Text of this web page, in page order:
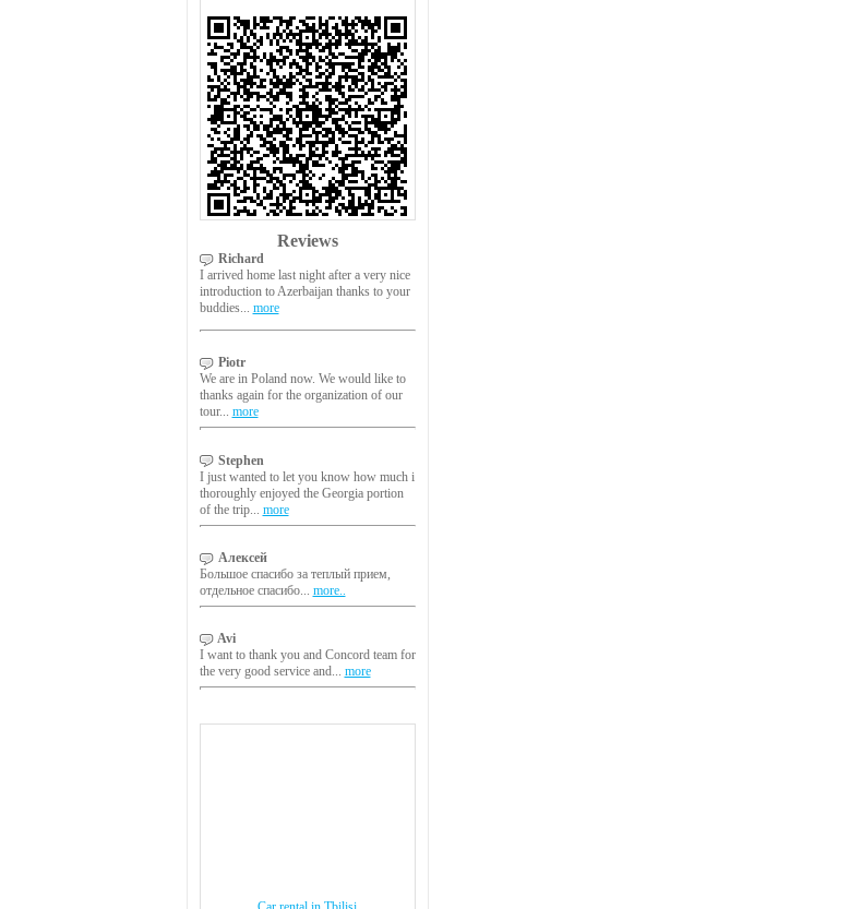
Reviews
Richard
I arrived home last night after a very nice
introduction to Azerbaijan thanks to your
buddies... more
Piotr
We are in Poland now. We would like to
thanks again for the organization of our
tour... more
Stephen
I just wanted to let you know how much i
thoroughly enjoyed the Georgia portion
of the trip... more
Алексей
Большое спасибо за теплый прием,
отдельное спасибо... more..
Avi
I want to thank you and Concord team for
the very good service and... more